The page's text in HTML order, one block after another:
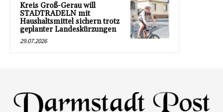
Kreis Groß-Gerau will
STADTRADELN mit
Haushaltsmittel sichern trotz
geplanter Landeskürzungen
29.07.2026